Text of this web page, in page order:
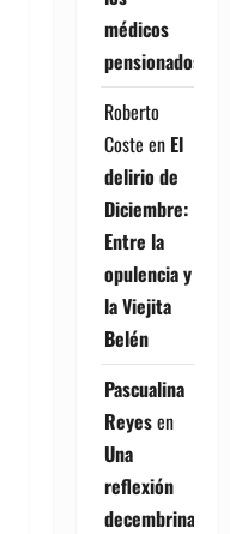
médicos
pensionados
Roberto
Coste en El
delirio de
Diciembre:
Entre la
opulencia y
la Viejita
Belén
Pascualina
Reyesen
Una
reflexión
decembrina